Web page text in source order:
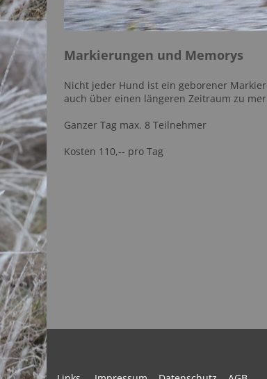
Markierungen und Memorys
Nicht jeder Hund ist ein geborener
auch über einen längeren Zeitraum zu
Ganzer Tag max. 8 Teilnehmer
Kosten 110,-- pro Tag